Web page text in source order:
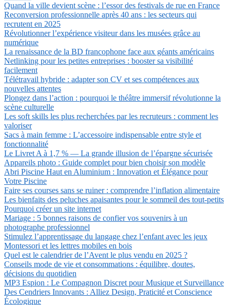
Quand la ville devient scène : l’essor des festivals de rue en France
Reconversion professionnelle après 40 ans : les secteurs qui
recrutent en 2025
Révolutionner l’expérience visiteur dans les musées grâce au
numérique
La renaissance de la BD francophone face aux géants américains
Netlinking pour les petites entreprises : booster sa visibilité
facilement
Télétravail hybride : adapter son CV et ses compétences aux
nouvelles attentes
Plongez dans l’action : pourquoi le théâtre immersif révolutionne la
scène culturelle
Les soft skills les plus recherchées par les recruteurs : comment les
valoriser
Sacs à main femme : L’accessoire indispensable entre style et
fonctionnalité
Le Livret A à 1,7 % — La grande illusion de l’épargne sécurisée
Appareils photo : Guide complet pour bien choisir son modèle
Abri Piscine Haut en Aluminium : Innovation et Élégance pour
Votre Piscine
Faire ses courses sans se ruiner : comprendre l’inflation alimentaire
Les bienfaits des peluches apaisantes pour le sommeil des tout-petits
Pourquoi créer un site internet
Mariage : 5 bonnes raisons de confier vos souvenirs à un
photographe professionnel
Stimulez l’apprentissage du langage chez l’enfant avec les jeux
Montessori et les lettres mobiles en bois
Quel est le calendrier de l’Avent le plus vendu en 2025 ?
Conseils mode de vie et consommations : équilibre, doutes,
décisions du quotidien
MP3 Espion : Le Compagnon Discret pour Musique et Surveillance
Des Cendriers Innovants : Alliez Design, Praticité et Conscience
Écologique